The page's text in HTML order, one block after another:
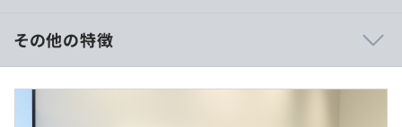
部門の人間が経営に参加していたり、経営トップがエンジ
ニアの経歴を持っているので、エンジニアの就業環境に理
解があります。
・エンジニアの人事評価には、エンジニアが携わります。
・話題性の高い最先端テクノロジー領域のモノづくりに携
わることができます。
その他の特徴